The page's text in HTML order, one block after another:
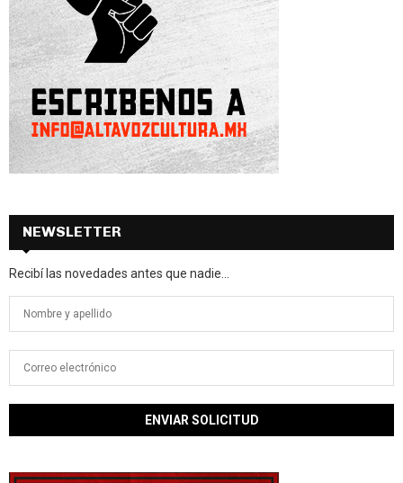
NEWSLETTER
Recibí las novedades antes que nadie...